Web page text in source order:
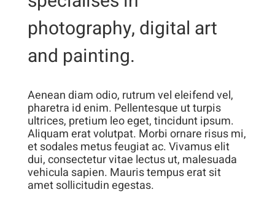
photography, digital art
and painting.
Aenean diam odio, rutrum vel eleifend vel,
pharetra id enim. Pellentesque ut turpis
ultrices, pretium leo eget, tincidunt ipsum.
Aliquam erat volutpat. Morbi ornare risus mi,
et sodales metus feugiat ac. Vivamus elit
dui, consectetur vitae lectus ut, malesuada
vehicula sapien. Mauris tempus erat sit
amet sollicitudin egestas.
nuestra web
funcione lo
visita. Si
rechaza estas
cookies,
algunas
funcionalidades
desaparecerán